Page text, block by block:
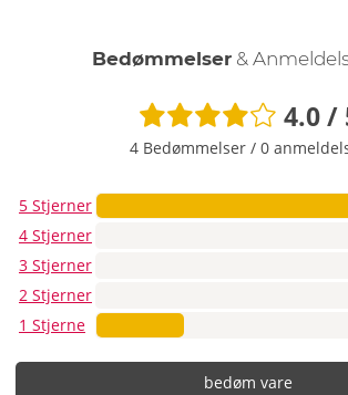
Bedømmelser &
4.0 /
4 Bedømmelser / 0
5 Stjerner
4 Stjerner
3 Stjerner
2 Stjerner
1 Stjerne
bedøm vare